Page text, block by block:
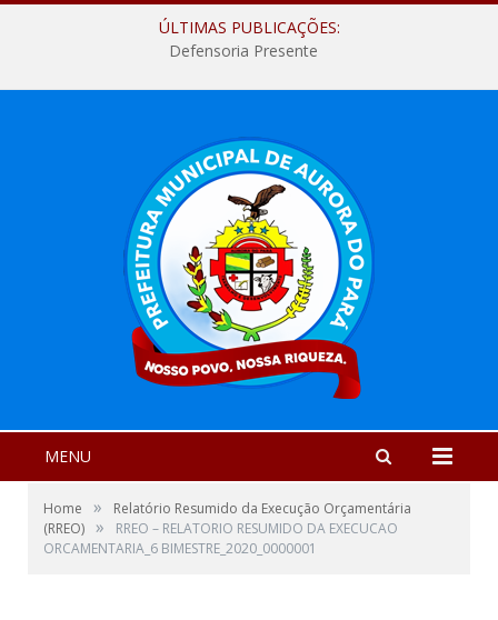
ÚLTIMAS PUBLICAÇÕES:
Defensoria Presente
MENU
Home »
Relatório Resumido da Execução Orçamentária
(RREO) »
RREO – RELATORIO RESUMIDO DA EXECUCAO
ORCAMENTARIA_6 BIMESTRE_2020_0000001